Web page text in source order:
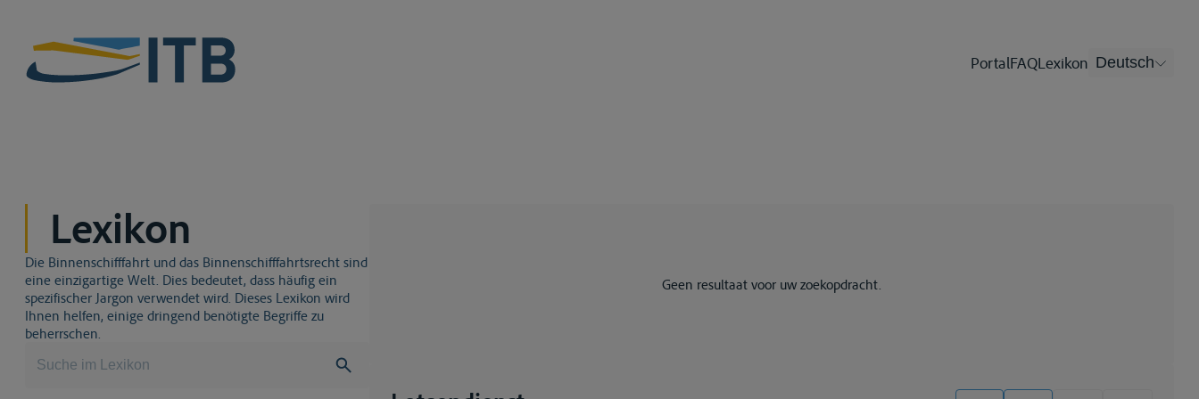
PortalFAQLexikon Deutsch
Lexikon
Die Binnenschifffahrt und das Binnenschifffahrtsrecht sind
eine einzigartige Welt. Dies bedeutet, dass häufig ein
spezifischer Jargon verwendet wird. Dieses Lexikon wird
Ihnen helfen, einige dringend benötigte Begriffe zu
beherrschen.
Geen resultaat voor uw zoekopdracht.